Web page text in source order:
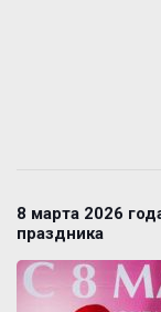
8 марта 2026
праздника